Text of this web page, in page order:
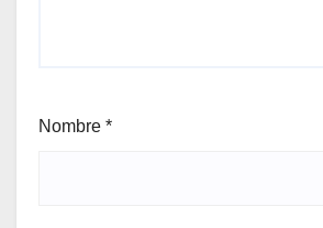
Nombre *